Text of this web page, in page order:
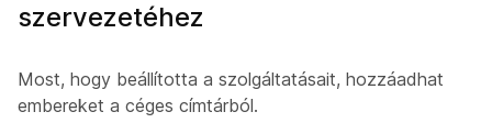
szervezetéhez
Most, hogy beállította a szolgáltatásait, hozzáadhat
embereket a céges címtárból.